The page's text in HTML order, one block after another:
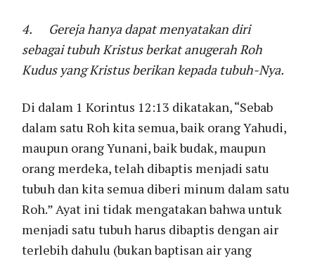
4. Gereja hanya dapat menyatakan diri
sebagai tubuh Kristus berkat anugerah Roh
Kudus yang Kristus berikan kepada tubuh-Nya.
Di dalam 1 Korintus 12:13 dikatakan, “Sebab
dalam satu Roh kita semua, baik orang Yahudi,
maupun orang Yunani, baik budak, maupun
orang merdeka, telah dibaptis menjadi satu
tubuh dan kita semua diberi minum dalam satu
Roh.” Ayat ini tidak mengatakan bahwa untuk
menjadi satu tubuh harus dibaptis dengan air
terlebih dahulu (bukan baptisan air yang